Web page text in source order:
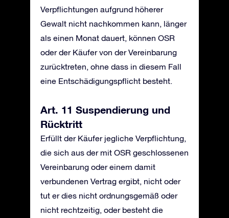
Verpflichtungen aufgrund höherer
Gewalt nicht nachkommen kann, länger
als einen Monat dauert, können OSR
oder der Käufer von der Vereinbarung
zurücktreten, ohne dass in diesem Fall
eine Entschädigungspflicht besteht.
Art. 11 Suspendierung und
Rücktritt
Erfüllt der Käufer jegliche Verpflichtung,
die sich aus der mit OSR geschlossenen
Vereinbarung oder einem damit
verbundenen Vertrag ergibt, nicht oder
tut er dies nicht ordnungsgemäß oder
nicht rechtzeitig, oder besteht die